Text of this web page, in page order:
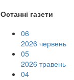
Останні газети
06
2026 червень
05
2026 травень
04